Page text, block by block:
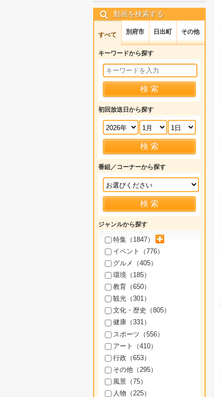
動画を検索する
すべて 別府市 日出町 その他
キーワードから探す
初回放送日から探す
番組／コーナーから探す
ジャンルから探す
特集（ 1847）
イベント（776）
グルメ（405）
環境（ 185）
教育（650）
観光（301）
文化・歴史（805）
健康（331）
スポーツ（556）
アート（410）
行政（653）
その他（ 295）
風景（75）
人物（ 225）